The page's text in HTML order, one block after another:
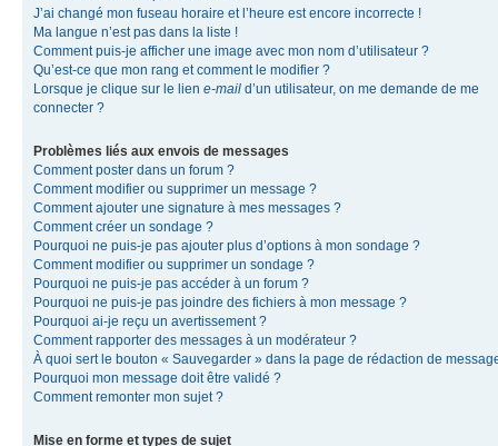
J’ai changé mon fuseau horaire et l’heure est encore incorrecte !
Ma langue n’est pas dans la liste !
Comment puis-je afficher une image avec mon nom d’utilisateur ?
Qu’est-ce que mon rang et comment le modifier ?
Lorsque je clique sur le lien e-mail d’un utilisateur, on me demande de me
connecter ?
Problèmes liés aux envois de messages
Comment poster dans un forum ?
Comment modifier ou supprimer un message ?
Comment ajouter une signature à mes messages ?
Comment créer un sondage ?
Pourquoi ne puis-je pas ajouter plus d’options à mon sondage ?
Comment modifier ou supprimer un sondage ?
Pourquoi ne puis-je pas accéder à un forum ?
Pourquoi ne puis-je pas joindre des fichiers à mon message ?
Pourquoi ai-je reçu un avertissement ?
Comment rapporter des messages à un modérateur ?
À quoi sert le bouton « Sauvegarder » dans la page de rédaction de
Pourquoi mon message doit être validé ?
Comment remonter mon sujet ?
Mise en forme et types de sujet